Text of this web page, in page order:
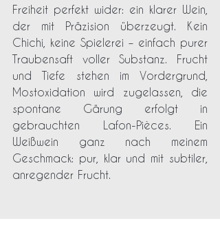
Freiheit perfekt wider: ein klarer Wein,
der mit Präzision überzeugt. Kein
Chichi, keine Spielerei – einfach purer
Traubensaft voller Substanz. Frucht
und Tiefe stehen im Vordergrund,
Mostoxidation wird zugelassen, die
spontane Gärung erfolgt in
gebrauchten Lafon-Pièces. Ein
Weißwein ganz nach meinem
Geschmack: pur, klar und mit subtiler,
anregender Frucht.